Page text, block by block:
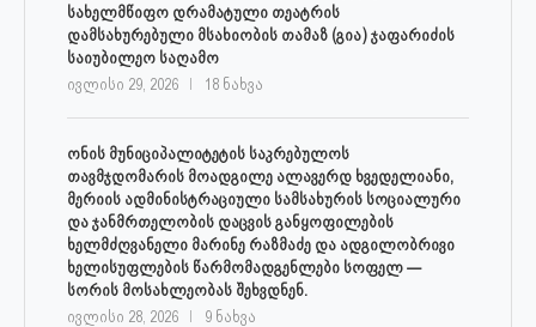
სახელმწიფო დრამატული თეატრის
დამსახურებული მსახიობის თამაზ (გია) ჯაფარიძის
საიუბილეო საღამო
ივლისი 29, 2026 18 ნახვა
ონის მუნიციპალიტეტის საკრებულოს
თავმჯდომარის მოადგილე ალავერდ ხვედელიანი,
მერიის ადმინისტრაციული სამსახურის სოციალური
და ჯანმრთელობის დაცვის განყოფილების
ხელმძღვანელი მარინე რაზმაძე და ადგილობრივი
ხელისუფლების წარმომადგენლები სოფელ —
სორის მოსახლეობას შეხვდნენ.
ივლისი 28, 2026 9 ნახვა